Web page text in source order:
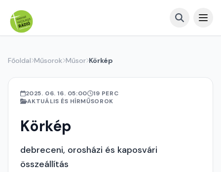
Főoldal Műsorok Műsor Körkép
2025. 06. 16. 05:00
19 PERC
AKTUÁLIS ÉS HÍRMŰSOROK
Körkép
debreceni, orosházi és kaposvári
összeállítás